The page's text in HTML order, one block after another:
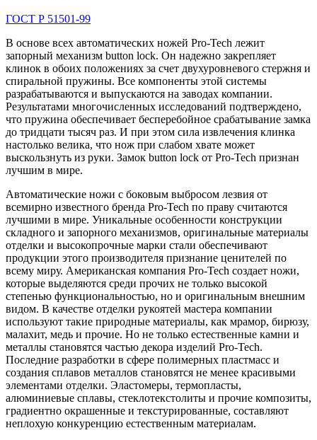
ГОСТ Р 51501-99
В основе всех автоматических ножей Pro-Tech лежит
запорный механизм button lock. Он надежно закрепляет
клинок в обоих положениях за счет двухуровневого стержня и
спиральной пружины. Все компоненты этой системы
разрабатываются и выпускаются на заводах компании.
Результатами многочисленных исследований подтверждено,
что пружина обеспечивает бесперебойное срабатывание замка
до тридцати тысяч раз. И при этом сила извлечения клинка
настолько велика, что нож при слабом хвате может
выскользнуть из руки. Замок button lock от Pro-Tech признан
лучшим в мире.
Автоматические ножи с боковым выбросом лезвия от
всемирно известного бренда Pro-Tech по праву считаются
лучшими в мире. Уникальные особенности конструкции
складного и запорного механизмов, оригинальные материалы
отделки и высокопрочные марки стали обеспечивают
продукции этого производителя признание ценителей по
всему миру. Американская компания Pro-Tech создает ножи,
которые выделяются среди прочих не только высокой
степенью функциональностью, но и оригинальным внешним
видом. В качестве отделки рукоятей мастера компании
используют такие природные материалы, как мрамор, бирюзу,
малахит, медь и прочие. Но не только естественные камни и
металлы становятся частью декора изделий Pro-Tech.
Последние разработки в сфере полимерных пластмасс и
создания сплавов металлов становятся не менее красивыми
элементами отделки. Эластомеры, термопласты,
алюминиевые сплавы, стеклотекстолиты и прочие композиты,
градиентно окрашенные и текстурированные, составляют
неплохую конкуренцию естественным материалам.